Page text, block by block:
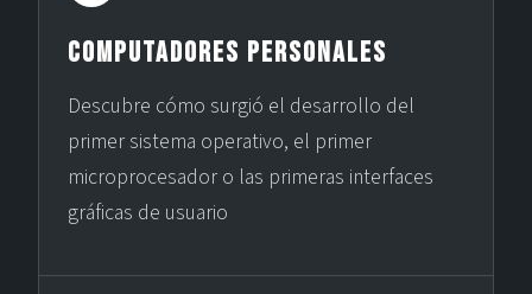
Computadores Personales
Descubre cómo surgió el desarrollo del
primer sistema operativo, el primer
microprocesador o las primeras interfaces
gráficas de usuario